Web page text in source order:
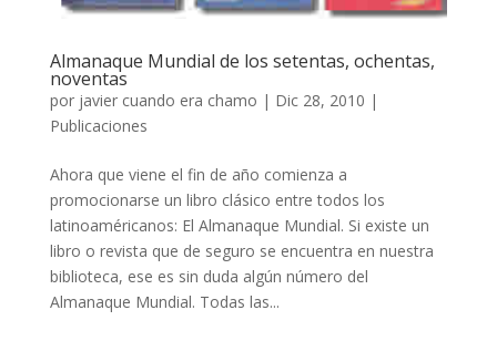
Almanaque Mundial de los setentas, ochentas,
noventas
por javier cuando era chamo | Dic 28, 2010 |
Publicaciones
Ahora que viene el fin de año comienza a
promocionarse un libro clásico entre todos los
latinoaméricanos: El Almanaque Mundial. Si existe un
libro o revista que de seguro se encuentra en nuestra
biblioteca, ese es sin duda algún número del
Almanaque Mundial. Todas las...